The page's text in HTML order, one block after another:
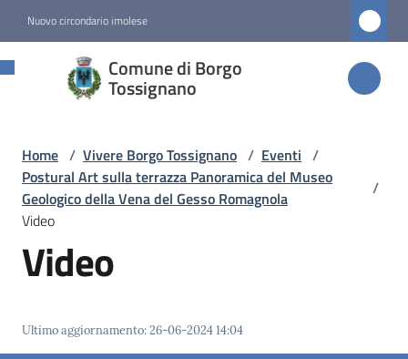
Nuovo circondario imolese
Comune di Borgo
Tossignano
Comune di
Borgo
Amministrazione
Novità
Home / Vivere Borgo Tossignano / Eventi /
Postural Art sulla terrazza Panoramica del Museo
Geologico della Vena del Gesso Romagnola
/
Video
Video
Ultimo aggiornamento:26-06-2024 14:04